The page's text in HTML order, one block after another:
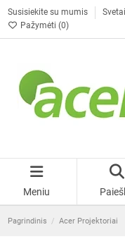
Susisiekite su mumis
Pažymėti (0)
Meniu
Pagrindinis Acer Projektoriai